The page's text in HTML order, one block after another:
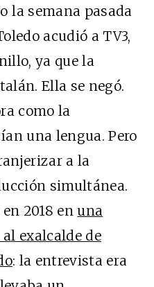
la semana pasada
acudió a TV3,
ya que la
Ella se negó.
como la
una lengua. Pero
a la
simultánea.
2018 en una
exalcalde de
: la entrevista era